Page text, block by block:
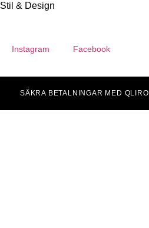
Stil & Design
Instagram Facebook
SÄKRA BETALNINGAR MED QLIRO